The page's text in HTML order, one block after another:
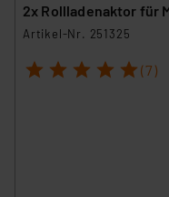
2x Rollladenaktor für
Artikel-Nr. 251325
1 2 3 4 5 (7)